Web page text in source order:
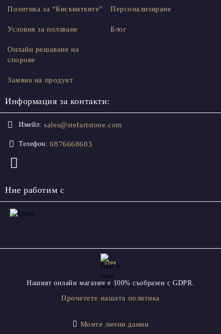
Политика за “Бисквитките”
Условия за ползване
Онлайн решаване на
спорове
Замяна на продукт
Персонализиране
Блог
Информация за контакти:
Имейл: sales@stefartstone.com
Телефон: 0876668603
Ние работим с
GDPR
Нашият онлайн магазин е 100% съобразен с GDPR.
Прочетете нашата политика
Моите лични данни